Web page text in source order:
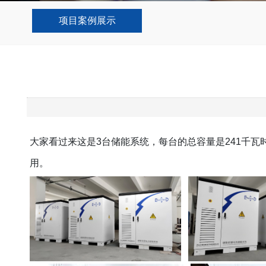
项目案例展示
大家看过来这是3台储能系统，每台的总容量是241千
用。